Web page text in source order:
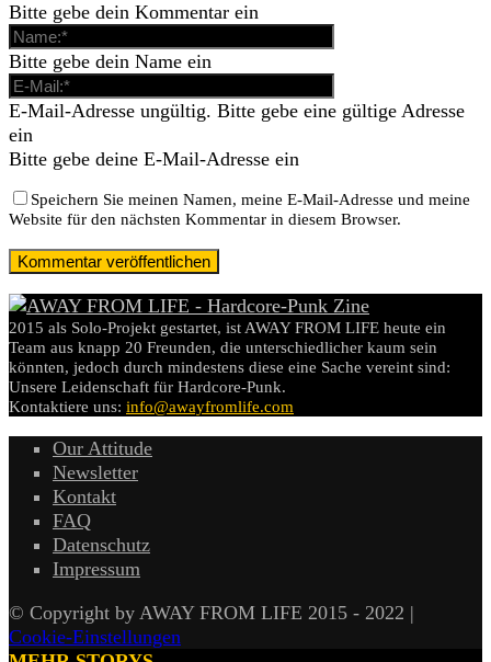
Bitte gebe dein Kommentar ein
Bitte gebe dein Name ein
E-Mail-Adresse ungültig. Bitte gebe eine gültige Adresse
ein
Bitte gebe deine E-Mail-Adresse ein
Speichern Sie meinen Namen, meine E-Mail-Adresse und meine
Website für den nächsten Kommentar in diesem Browser.
2015 als Solo-Projekt gestartet, ist AWAY FROM LIFE heute ein
Team aus knapp 20 Freunden, die unterschiedlicher kaum sein
könnten, jedoch durch mindestens diese eine Sache vereint sind:
Unsere Leidenschaft für Hardcore-Punk.
Kontaktiere uns: info@awayfromlife.com
Our Attitude
Newsletter
Kontakt
FAQ
Datenschutz
Impressum
© Copyright by AWAY FROM LIFE 2015 - 2022 |
Cookie-Einstellungen